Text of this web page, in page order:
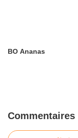
BO Ananas
Commentaires